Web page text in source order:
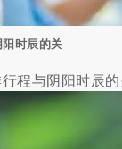
时辰的关
程与阴阳时辰